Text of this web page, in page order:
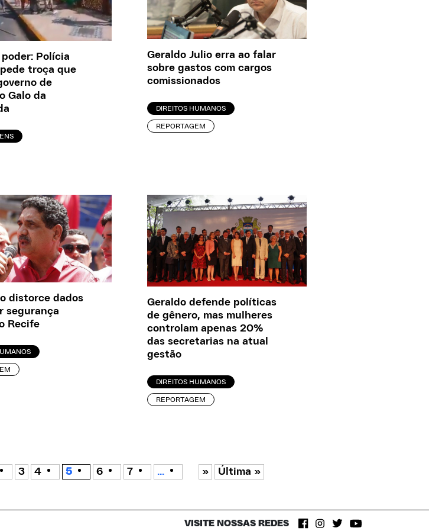
Polícia
troça que
de
Galo da
Geraldo Julio erra ao falar
sobre gastos com cargos
comissionados
DIREITOS HUMANOS
REPORTAGEM
distorce dados
segurança
Recife
Geraldo defende políticas
de gênero, mas mulheres
controlam apenas 20%
das secretarias na atual
gestão
DIREITOS HUMANOS
REPORTAGEM
3 4 5 6 7 ... » Última »
VISITE NOSSAS REDES